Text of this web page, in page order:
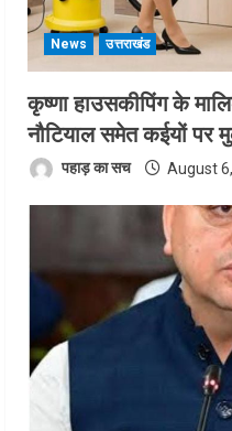
News उत्तराखंड
कृष्णा हाउसकीपिंग के
नौटियाल समेत कईयों पर
पहाड़ का सच August